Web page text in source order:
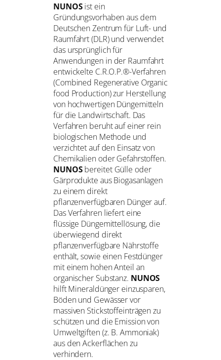
NUNOSist ein
Gründungsvorhaben aus dem
Deutschen Zentrum für Luft- und
Raumfahrt (DLR) und verwendet
das ursprünglich für
Anwendungen in der Raumfahrt
entwickelte C.R.O.P.®-Verfahren
(Combined Regenerative Organic
food Production) zur Herstellung
von hochwertigen Düngemitteln
für die Landwirtschaft. Das
Verfahren beruht auf einer rein
biologischen Methode und
verzichtet auf den Einsatz von
Chemikalien oder Gefahrstoffen.
NUNOSbereitet Gülle oder
Gärprodukte aus Biogasanlagen
zu einem direkt
pflanzenverfügbaren Dünger auf.
Das Verfahren liefert eine
flüssige Düngemittellösung, die
überwiegend direkt
pflanzenverfügbare Nährstoffe
enthält, sowie einen Festdünger
mit einem hohen Anteil an
organischer Substanz. NUNOS
hilft Mineraldünger einzusparen,
Böden und Gewässer vor
massiven Stickstoffeinträgen zu
schützen und die Emission von
Umweltgiften (z. B. Ammoniak)
aus den Ackerflächen zu
verhindern.